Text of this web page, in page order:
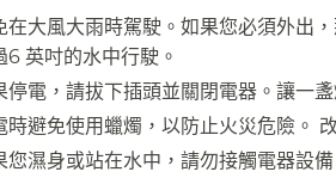
在大風大雨時駕駛。如果您必須外出
6 英吋的水中行駛。​​
停電，請拔下插頭並關閉電器。讓一
時避免使用蠟燭，以防止火災危險。
您濕身或站在水中，請勿接觸電器設備